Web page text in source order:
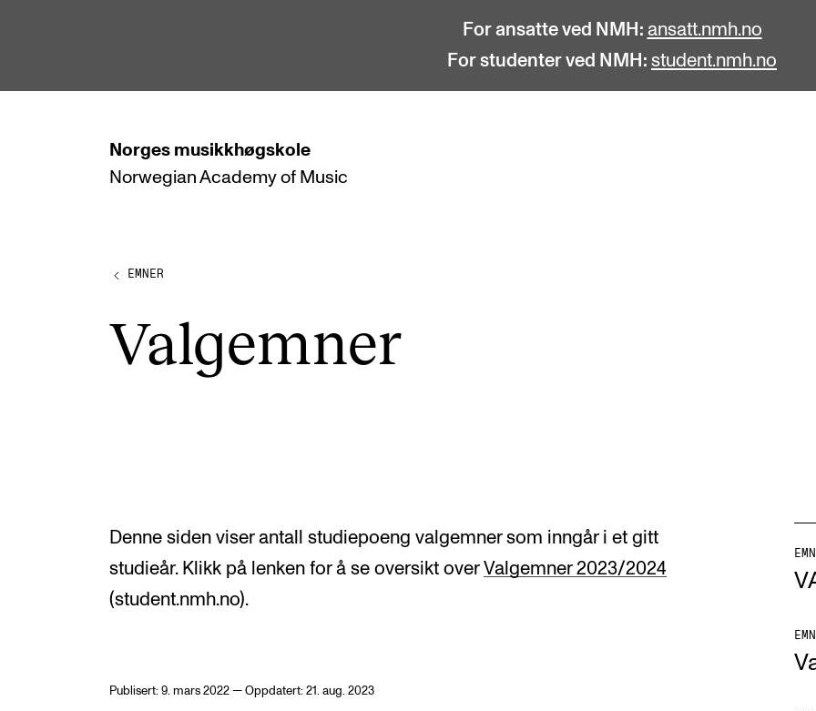
For ansatte ved NMH: ansatt.nmh.no
For studenter ved NMH: student.nmh.no
Norges musikkhøgskole
Norwegian Academy of Music
STUDIER
Bachelor
Doktorgrad
Årsstudium og videreutdanning
Utveksling
Nettverk
EMNER
Valg­em­ner
Denne siden viser antall studiepoeng valgemner som inngår i et gitt
studieår. Klikk på lenken for å se oversikt over Valgemner 2023/2024
(student.nmh.no).
Publisert: 9. mars 2022 — Oppdatert: 21. aug. 2023